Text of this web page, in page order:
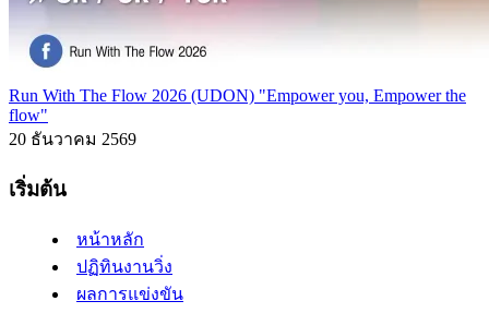
Run With The Flow 2026 (UDON) "Empower you, Empower the
flow"
20 ธันวาคม 2569
เริ่มต้น
หน้าหลัก
ปฏิทินงานวิ่ง
ผลการแข่งขัน